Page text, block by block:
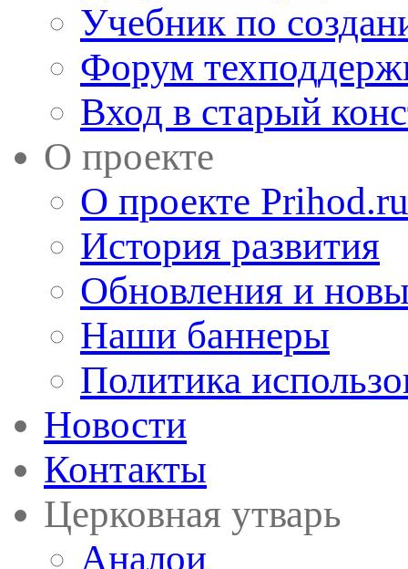
Учебник по
Форум
Вход в старый
О проекте
О проекте Prihod.ru
История развития
Обновления и
Наши баннеры
Политика
Новости
Контакты
Церковная утварь
Аналои